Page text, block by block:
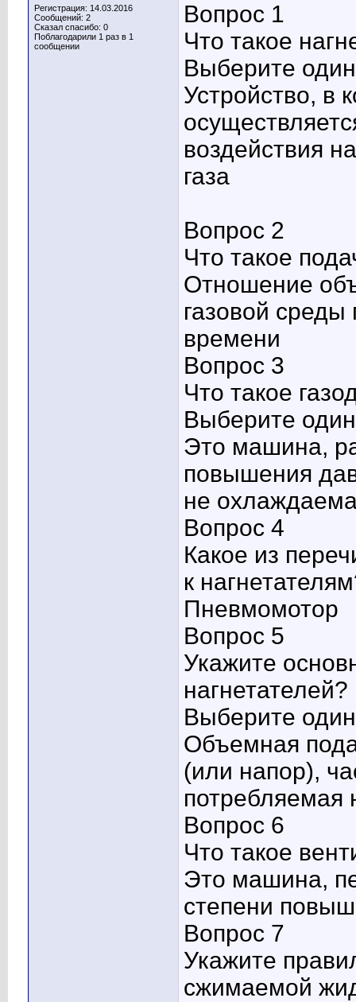
Регистрация: 14.03.2016
Сообщений: 2
Сказал спасибо: 0
Поблагодарили 1 раз в 1
сообщении
Вопрос 1
Что такое
Выберите
Устройство, в
воздействия
газа
Вопрос 2
Что такое
Отношение
газовой
времени
Вопрос 3
Что такое
Выберите
Это машина,
повышения
не
Вопрос 4
Какое из
к
Пневмомотор
Вопрос 5
Укажите
нагнетателей?
Выберите
Объемная
(или напор),
Вопрос 6
Что такое
Это машина,
степени
Вопрос 7
Укажите
сжимаемой